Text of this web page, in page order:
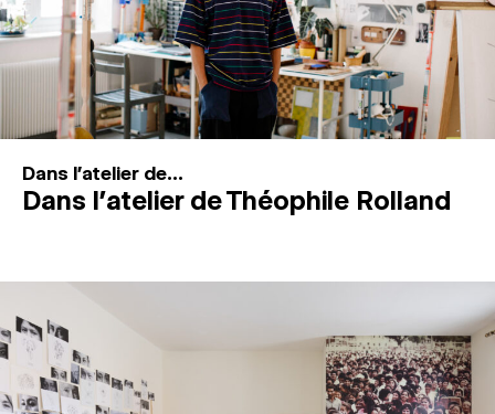
Recherche
Connexion
Dans l'atelier de...
Dans l’atelier de Théophile Rolland